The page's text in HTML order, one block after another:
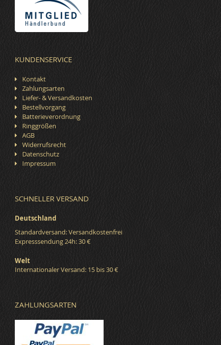
KUNDENSERVICE
Kontakt
Zahlungsarten
Liefer- & Versandkosten
Bestellvorgang
Batterieverordnung
Ringgrößen
AGB
Widerrufsrecht
Datenschutz
Impressum
SCHNELLER VERSAND
Deutschland
Standardversand: Versandkostenfrei
Expresssendung 24h: 30 €
Welt
Internationaler Versand: 15 bis 30 €
ZAHLUNGSARTEN